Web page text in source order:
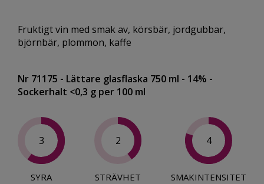
Fruktigt vin med smak av, körsbär, jordgubbar,
björnbär, plommon, kaffe
Nr 71175 - Lättare glasflaska 750 ml - 14% -
Sockerhalt <0,3 g per 100 ml
3
SYRA
2
STRÄVHET
4
SMAKINTENSITET